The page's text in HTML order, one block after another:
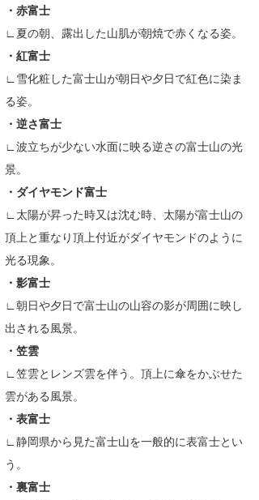
・赤富士
∟夏の朝、露出した山肌が朝焼で赤くなる姿。
・紅富士
∟雪化粧した富士山が朝日や夕日で紅色に染ま
る姿。
・逆さ富士
∟波立ちが少ない水面に映る逆さの富士山の光
景。
・ダイヤモンド富士
∟太陽が昇った時又は沈む時、太陽が富士山の
頂上と重なり頂上付近がダイヤモンドのように
光る現象。
・影富士
∟朝日や夕日で富士山の山容の影が周囲に映し
出される風景。
・笠雲
∟笠雲とレンズ雲を伴う。頂上に傘をかぶせた
雲がある風景。
・表富士
∟静岡県から見た富士山を一般的に表富士とい
う。
・裏富士